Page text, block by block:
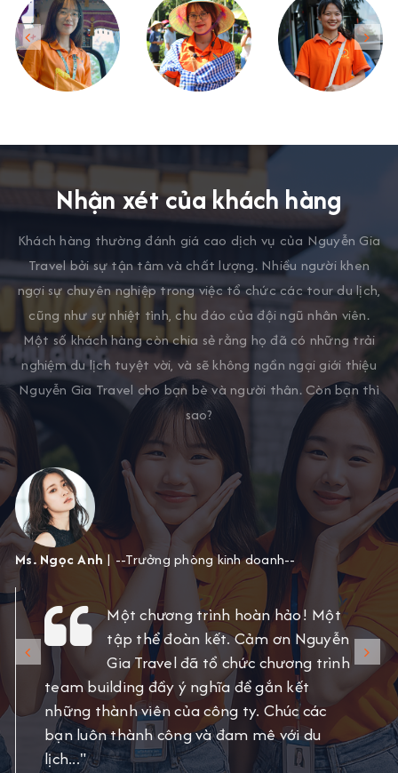
Nhận xét của khách hàng
Khách hàng thường đánh giá cao dịch vụ của Nguyễn Gia
Travel bởi sự tận tâm và chất lượng. Nhiều người khen
ngợi sự chuyên nghiệp trong việc tổ chức các tour du lịch,
cũng như sự nhiệt tình, chu đáo của đội ngũ nhân viên.
Một số khách hàng còn chia sẻ rằng họ đã có những trải
nghiệm du lịch tuyệt vời, và sẽ không ngần ngại giới thiệu
Nguyễn Gia Travel cho bạn bè và người thân. Còn bạn thì
sao?
Ms. Ngọc Anh| --Trưởng phòng kinh doanh--
Một chương trình hoàn hảo! Một
tập thể đoàn kết. Cảm ơn Nguyễn
Gia Travel đã tổ chức chương trình
team building đầy ý nghĩa để gắn kết
những thành viên của công ty. Chúc các
bạn luôn thành công và đam mê với du
lịch..."